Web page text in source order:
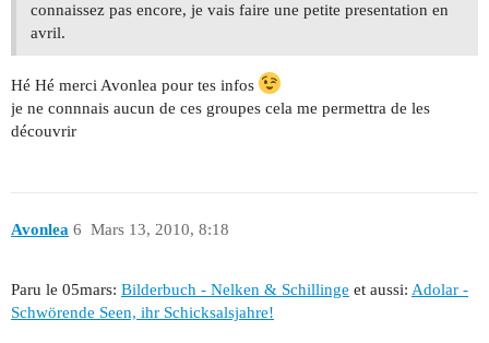
connaissez pas encore, je vais faire une petite presentation en
avril.
Hé Hé merci Avonlea pour tes infos
je ne connnais aucun de ces groupes cela me permettra de les
découvrir
Avonlea Mars 13, 2010, 8:18
6
Paru le 05mars: Bilderbuch - Nelken & Schillinge et aussi: Adolar -
Schwörende Seen, ihr Schicksalsjahre!